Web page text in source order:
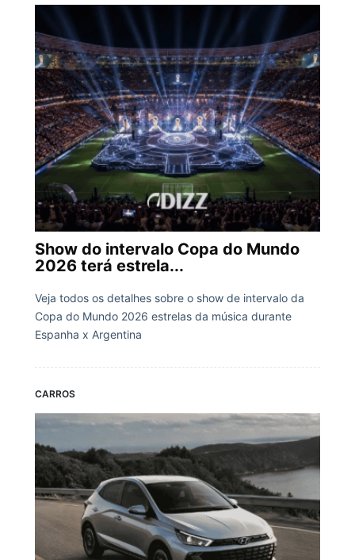
Show do intervalo Copa do Mundo
2026 terá estrela...
Veja todos os detalhes sobre o show de intervalo da
Copa do Mundo 2026 estrelas da música durante
Espanha x Argentina
CARROS